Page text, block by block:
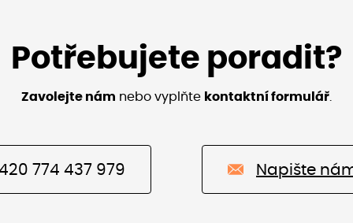
Potřebujete poradit?
Zavolejte nám nebo vyplňte kontaktní formulář.
774 437 979 Napište